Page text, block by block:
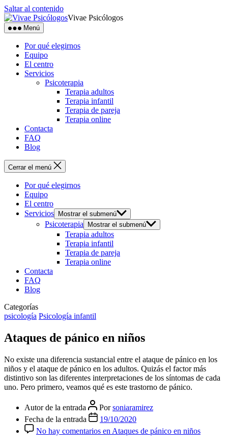
Saltar al contenido
Vivae Psicólogos
Menú
Por qué elegirnos
Equipo
El centro
Servicios
Psicoterapia
Terapia adultos
Terapia infantil
Terapia de pareja
Terapia online
Contacta
FAQ
Blog
Cerrar el menú
Por qué elegirnos
Equipo
El centro
Servicios
Mostrar el submenú
Psicoterapia Mostrar el submenú
Terapia adultos
Terapia infantil
Terapia de pareja
Terapia online
Contacta
FAQ
Blog
Categorías
psicología Psicología infantil
Ataques de pánico en niños
No existe una diferencia sustancial entre el ataque de pánico en los
niños y el ataque de pánico en los adultos. Quizás el factor más
distintivo son las diferentes interpretaciones de los síntomas de cada
uno. Pero primero, veamos qué es este trastorno de pánico.
Autor de la entrada Porsoniaramirez
Fecha de la entrada
19/10/2020
No hay comentarios en Ataques de pánico en niños